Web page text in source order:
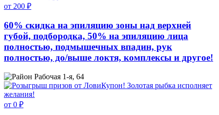
от 200 ₽
60% скидка на эпиляцию зоны над верхней
губой, подбородка, 50% на эпиляцию лица
полностью, подмышечных впадин, рук
полностью, до/выше локтя, комплексы и другое!
Рабочая 1-я, 64
от 0 ₽